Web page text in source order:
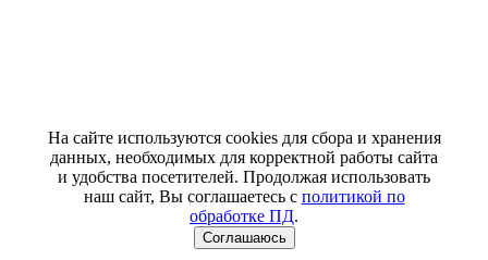
На сайте используются cookies для сбора и хранения
данных, необходимых для корректной работы сайта
и удобства посетителей. Продолжая использовать
наш сайт, Вы соглашаетесь с политикой по
обработке ПД.
Соглашаюсь